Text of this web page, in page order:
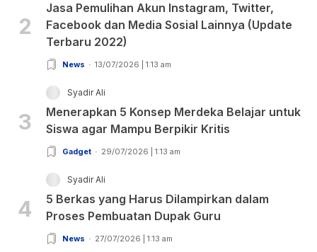
2
Jasa Pemulihan Akun Instagram, Twitter,
Facebook dan Media Sosial Lainnya (Update
Terbaru 2022)
News 13/07/2026 | 1:13 am
3
Syadir Ali
Menerapkan 5 Konsep Merdeka Belajar untuk
Siswa agar Mampu Berpikir Kritis
Gadget 29/07/2026 | 1:13 am
4
Syadir Ali
5 Berkas yang Harus Dilampirkan dalam
Proses Pembuatan Dupak Guru
News 27/07/2026 | 1:13 am